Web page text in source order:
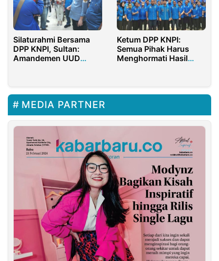
Silaturahmi Bersama
DPP KNPI, Sultan:
Amandemen UUD
Ketum DPP KNPI:
Semua Pihak Harus
Menghormati Hasil
MEDIA PARTNER